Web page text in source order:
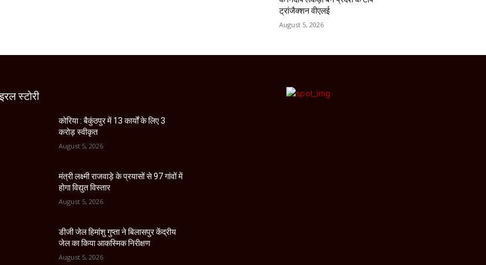
ट्रांजैक्शन वीएलई
August 5, 2026
स्टोरी
कोरिया : बैकुंठपुर में 13 कार्यों के लिए 3
करोड़ स्वीकृत
August 5, 2026
मंत्री लक्ष्मी राजवाड़े के प्रयासों से 97 गांवों में
होगा विद्युत विस्तार
August 5, 2026
डीजी जेल हिमांशु गुप्ता ने बिलासपुर केंद्रीय
जेल का किया आकस्मिक निरीक्षण
August 5, 2026